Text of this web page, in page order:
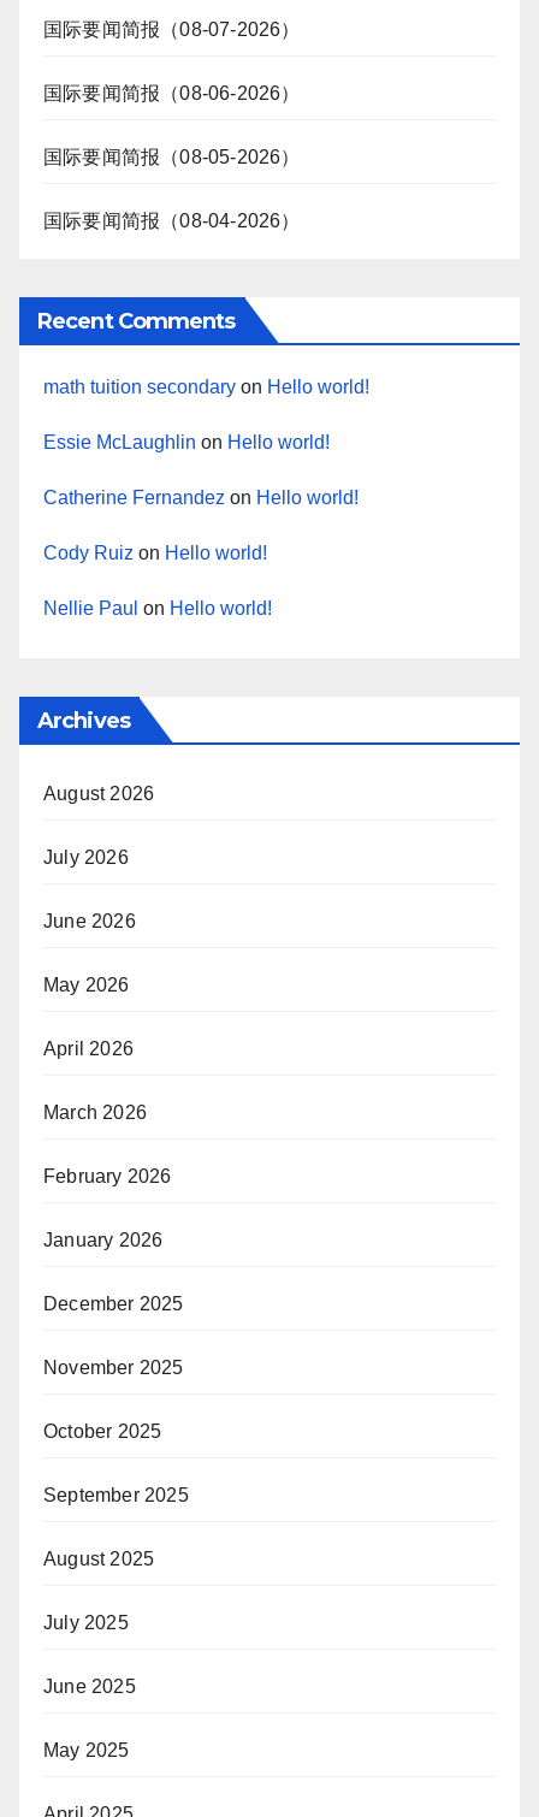
国际要闻简报（08-07-2026）
国际要闻简报（08-06-2026）
国际要闻简报（08-05-2026）
国际要闻简报（08-04-2026）
Recent Comments
math tuition secondary on Hello world!
Essie McLaughlin on Hello world!
Catherine Fernandez on Hello world!
Cody Ruiz on Hello world!
Nellie Paul on Hello world!
Archives
August 2026
July 2026
June 2026
May 2026
April 2026
March 2026
February 2026
January 2026
December 2025
November 2025
October 2025
September 2025
August 2025
July 2025
June 2025
May 2025